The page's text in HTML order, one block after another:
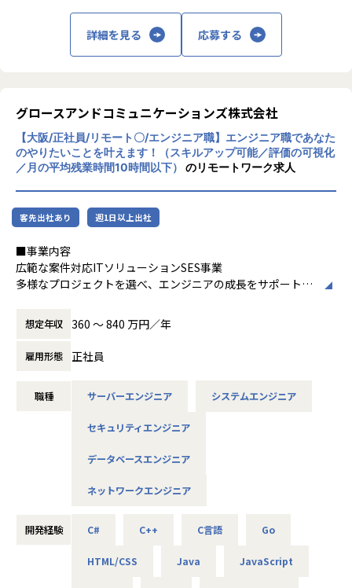
①技術的な教育研修制度
当社では横断的な技術・PM品質向上組織による内部講習が
あること、外部講習の法人契約600IDを通した学習機会があ
ています。(昨年度年間3千万利用実績）
間」の教育研修時間の確保ルールを推進しています。確保し
た時間の活用手段として年間1.4千万のコストをかけて、顧
客、システム環境、業務に即した外部の有償講習を積極活用
中です。外部講習の事例としては、ビジネス講習／スクラム
マスター研修／AWS研修／Oracle研修／Udemy・グロービ
スなどがあります。
②技術ベースで成長できる環境
当社は、プロジェクトを通して多種多様な経験を積むことが
できます。
型での高速な小～中規模開発
スな環境～AWS等を利用したクラウドネイティブな環境
マホアプリやNode.js/React等のモダンなJavascriptを駆使
人材業界のシステムの醍醐味は、世の中の労働人口が減少し
とができる社会貢献性の高さです。また、パーソルグループ
り、個人の仕事に対するライフサイクルをワンストップで提
供できることができます。利用ユーザ―は1000万人を超え、
社会インフラに近い規模です。そのため、社会課題にダイレ
クトにアプローチすることが可能です。
・こだわり条件も大切に
給与を上げたい、残業を減らしたい、最新技術に携わりた
い、同じ現場に長く居たい…という希望も受け入れ、働く上
・契約単価を見える化し、その契約単価を基に昇給・賞与を
算出
もちろん、契約単価が全てではなく、社内での活躍、現場か
らの評価、資格取得など数字以外の評価も取り入れていま
私たちが、エンジニアの希望を尊重する理由は、”やりたい
ことが出来る環境”が成長に繋がると考えているからです。
エンジニアとして成長意欲の高いあなたをお待ちしておりま
す。
社員が多くいます。
趣味が広がります。
や、slackを利用してプライベートの話で盛り上がる等、自
今期より部署をSES事業部、ITソリューション部と2軸化した
詳細を見る 応募する
グロースアンドコミュニケーションズ株式会社
【大阪/正社員/リモート〇/エンジニア職】エンジニア職であなた
のやりたいことを叶えます！（スキルアップ可能／評価の可視化
／月の平均残業時間10時間以下）
のリモートワーク求人
客先出社あり 週1日以上出社
■事業内容
広範な案件対応ITソリューションSES事業
多様なプロジェクトを選べ、エンジニアの成長をサポートす
し、成長の機会を豊富に提供しています。
■仕事内容
オープン系Webシステムの開発、IoTやAI関連、データ分
案件は特定の業種に偏っていないため、官公庁・医療・製
によっては在宅勤務も可能です。（現在在宅勤務率70％超）
【具体的な仕事内容】
・オープン系Webシステム開発
・ゲームアプリ開発
想定年収 360 〜 840 万円／年
雇用形態 正社員
職種 サーバーエンジニア システムエンジニア
セキュリティエンジニア
データベースエンジニア
ネットワークエンジニア
開発経験 C# C++ C言語 Go
HTML/CSS Java JavaScript